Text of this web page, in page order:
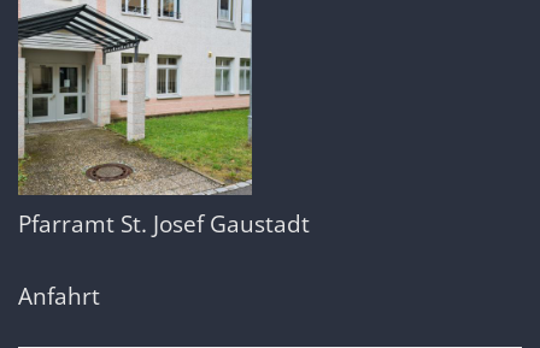
Pfarramt St. Josef Gaustadt
Anfahrt